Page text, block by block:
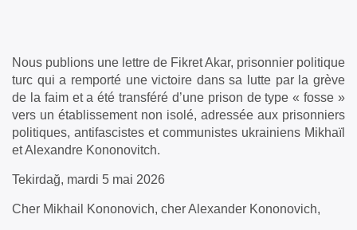
Nous publions une lettre de Fikret Akar, prisonnier politique
turc qui a remporté une victoire dans sa lutte par la grève
de la faim et a été transféré d’une prison de type « fosse »
vers un établissement non isolé, adressée aux prisonniers
politiques, antifascistes et communistes ukrainiens Mikhaïl
et Alexandre Kononovitch.
Tekirdağ, mardi 5 mai 2026
Cher Mikhail Kononovich, cher Alexander Kononovich,